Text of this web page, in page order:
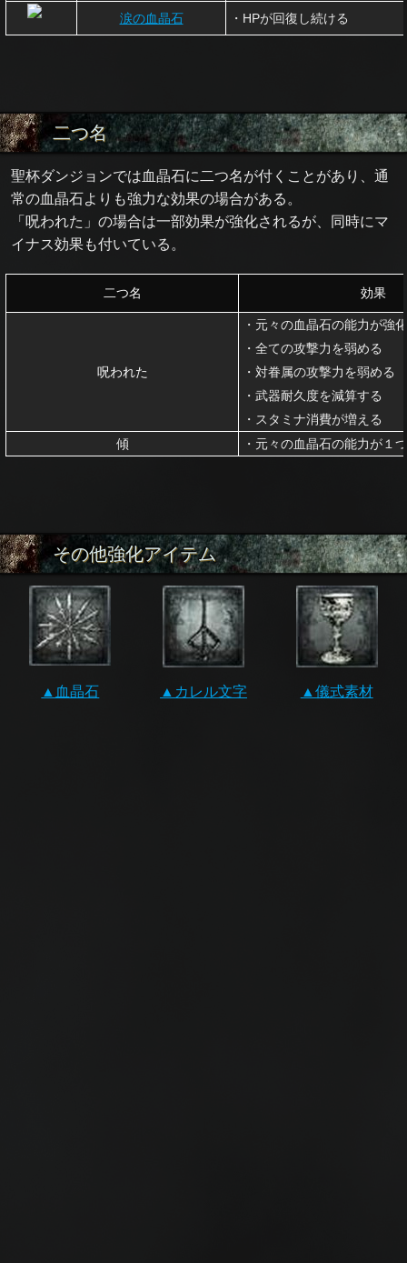
涙の血晶石 ・HPが回復し続ける
二つ名
聖杯ダンジョンでは血晶石に二つ名が付くことがあり、通
常の血晶石よりも強力な効果の場合がある。
「呪われた」の場合は一部効果が強化されるが、同時にマ
イナス効果も付いている。
二つ名 効果
呪われた
・元々の血晶石の能力が強
・全ての攻撃力を弱める
・対眷属の攻撃力を弱める
・武器耐久度を減算する
・スタミナ消費が増える
傾
・元々の血晶石の能力が１
その他強化アイテム
▲血晶石 ▲儀式素材
▲カレル文字